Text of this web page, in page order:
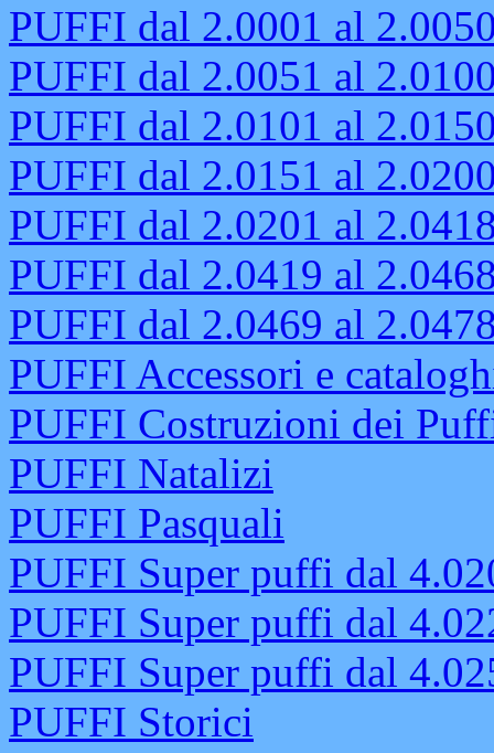
PUFFI dal 2.0001 al
PUFFI dal 2.0051 al
PUFFI dal 2.0101 al
PUFFI dal 2.0151 al
PUFFI dal 2.0201 al
PUFFI dal 2.0419 al
PUFFI dal 2.0469 al
PUFFI Accessori e
PUFFI Costruzioni dei
PUFFI Natalizi
PUFFI Pasquali
PUFFI Super puffi dal
PUFFI Super puffi dal
PUFFI Super puffi dal
PUFFI Storici